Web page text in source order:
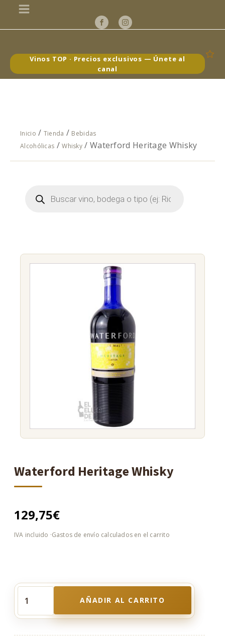
Vinos TOP · Precios exclusivos — Únete al
canal
Inicio / Tienda / Bebidas
Alcohólicas /Whisky / Waterford Heritage Whisky
Búsqueda
Waterford Heritage Whisky
129,75€
Heritage
cantidad
AÑADIR AL CARRITO